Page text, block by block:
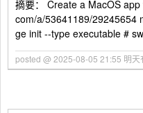
摘要： Create a MacOS
com/a/53641189/29245654
ge init --type executable #
posted @ 2025-08-05 21:55 明天